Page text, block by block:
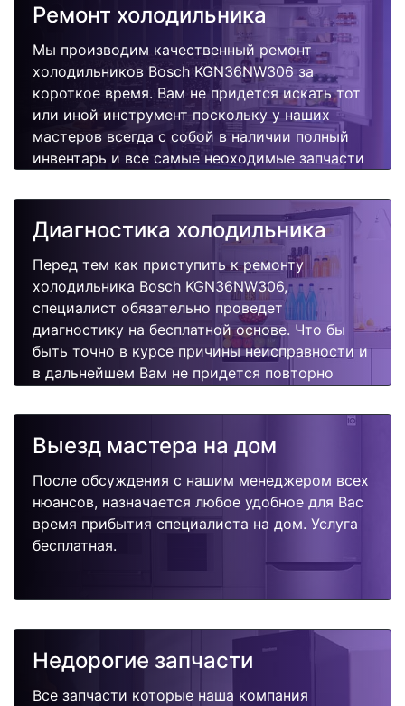
Ремонт холодильника
Мы производим качественный ремонт
холодильников Bosch KGN36NW306 за
короткое время. Вам не придется искать тот
или иной инструмент поскольку у наших
мастеров всегда с собой в наличии полный
инвентарь и все самые неоходимые запчасти
быстро, качественно и недорого.
Диагностика холодильника
Перед тем как приступить к ремонту
холодильника Bosch KGN36NW306,
специалист обязательно проведет
диагностику на бесплатной основе. Что бы
быть точно в курсе причины неисправности и
в дальнейшем Вам не придется повторно
поломок.
Выезд мастера на дом
После обсуждения с нашим менеджером всех
нюансов, назначается любое удобное для Вас
время прибытия специалиста на дом. Услуга
бесплатная.
Недорогие запчасти
Все запчасти которые наша компания